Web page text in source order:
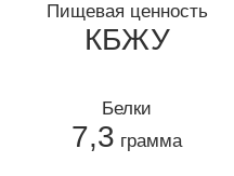
Пищевая ценность
КБЖУ
Белки
7,3 грамма